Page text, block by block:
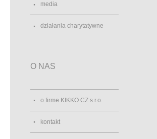
media
działania charytatywne
O NAS
o firme KIKKO CZ s.r.o.
kontakt